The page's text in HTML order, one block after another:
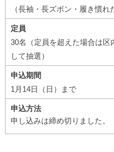
（長袖・長ズボン・履き慣れ
定員
30名（定員を超えた場合は
して抽選）
申込期間
1月14日（日）まで
申込方法
申し込みは締め切りました。